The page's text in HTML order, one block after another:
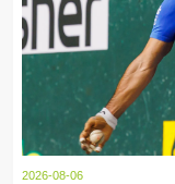
2026-08-06